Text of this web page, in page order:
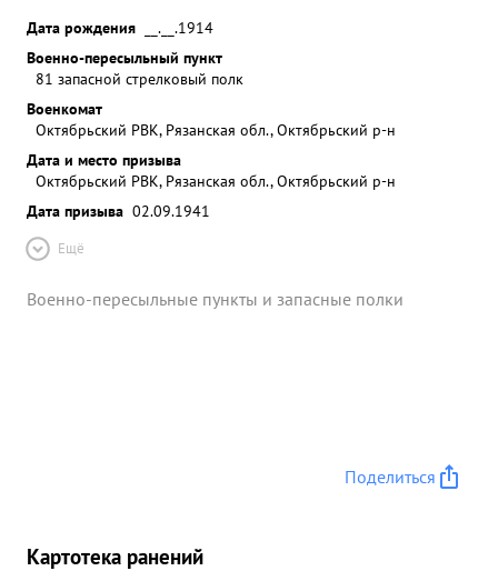
Дата рождения
__.__.1914
Военно-пересыльный пункт
81 запасной стрелковый полк
Военкомат
Октябрьский РВК, Рязанская обл., Октябрьский р-н
Дата и место призыва
Октябрьский РВК, Рязанская обл., Октябрьский р-н
Дата призыва 02.09.1941
Ещё
Военно-пересыльные пункты и запасные полки
Поделиться
Картотека ранений